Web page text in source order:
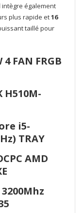
intègre également
plus rapide et16
taillé pour
4 FAN FRGB
H510M-
i5-
TRAY
AMD
3200Mhz